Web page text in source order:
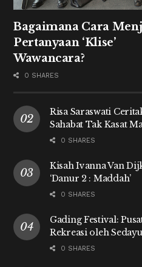
Bagaimana Cara
Pertanyaan ‘Klise’
Wawancara?
0 SHARES
Risa Saraswati
Sahabat Tak Kasat
0 SHARES
Kisah Ivanna Van
‘Danur 2 : Maddah’
0 SHARES
Gading Festival:
Rekreasi oleh
0 SHARES